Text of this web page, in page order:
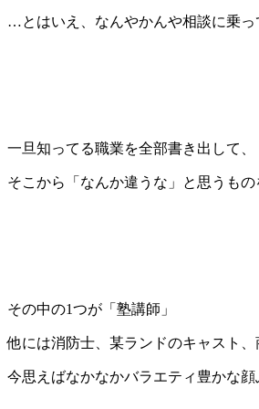
…とはいえ、なんやかんや相談に乗っ
一旦知ってる職業を全部書き出して、
そこから「なんか違うな」と思うも
その中の1つが「塾講師」
他には消防士、某ランドのキャスト
今思えばなかなかバラエティ豊かな